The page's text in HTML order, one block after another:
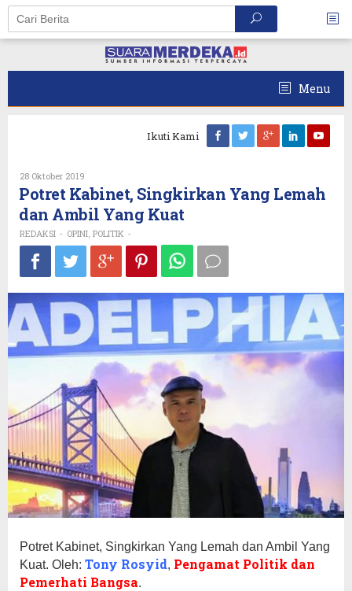
Skip
content
Menu
Ikuti Kami
28 Oktober 2019
REDAKSI
Potret Kabinet, Singkirkan Yang Lemah
dan Ambil Yang Kuat
REDAKSI - OPINI POLITIK -
Potret Kabinet, Singkirkan Yang Lemah dan Ambil Yang
Kuat. Oleh: Tony Rosyid, Pengamat Politik dan
Pemerhati Bangsa.